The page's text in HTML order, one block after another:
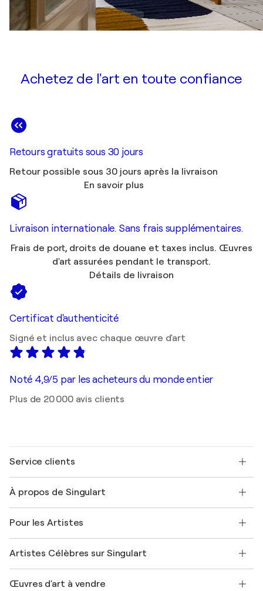
Achetez de l'art en toute confiance
Retours gratuits sous 30 jours
Retour possible sous 30 jours après la livraison
En savoir plus
Livraison internationale. Sans frais supplémentaires.
Frais de port, droits de douane et taxes inclus. Œuvres
d'art assurées pendant le transport.
Détails de livraison
Certificat d'authenticité
Signé et inclus avec chaque œuvre d'art
Noté 4,9/5 par les acheteurs du monde entier
Plus de 20 000 avis clients
Service clients
Expédition
Offrir une carte cadeau
Rejoignez notre programme commercial
Mon compte
+33 1 76 44 06 42
À propos de Singulart
FAQ
Magazine Singulart
Emplois
Découvrez une sélection d'art original
Pour les Artistes
Se connecter en tant qu'Artiste
Artistes Célèbres sur Singulart
Marc Chagall
Œuvres d'art à vendre